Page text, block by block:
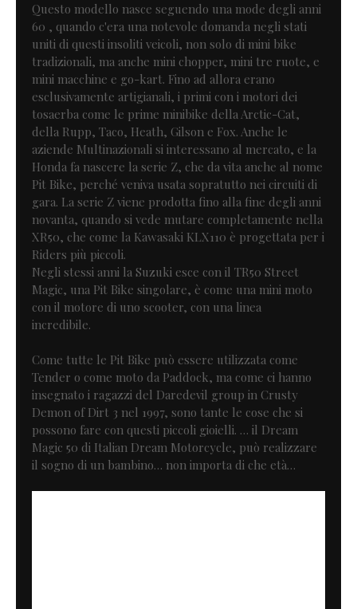
Questo modello nasce seguendo una mode degli anni
60 , quando c'era una notevole domanda negli stati
uniti di questi insoliti veicoli, non solo di mini bike
tradizionali, ma anche mini chopper, mini tre ruote, e
mini macchine e go-kart. Fino ad allora erano
esclusivamente artigianali, i primi con i motori dei
tosaerba come le prime minibike della Arctic-Cat,
della Rupp, Taco, Heath, Gilson e Fox. Anche le
aziende Multinazionali si interessano al mercato, e la
Honda fa nascere la serie Z, che da vita anche al nome
Pit Bike, perché veniva usata sopratutto nei circuiti di
gara. La serie Z viene prodotta fino alla fine degli anni
novanta, quando si vede mutare completamente nella
XR50, che come la Kawasaki KLX110 è progettata per i
Riders più piccoli.
Negli stessi anni la Suzuki esce con il TR50 Street
Magic, una Pit Bike singolare, è come una mini moto
con il motore di uno scooter, con una linea
incredibile.
Come tutte le Pit Bike può essere utilizzata come
Tender o come moto da Paddock, ma come ci hanno
insegnato i ragazzi del Daredevil group in Crusty
Demon of Dirt 3 nel 1997, sono tante le cose che si
possono fare con questi piccoli gioielli. … il Dream
Magic 50 di Italian Dream Motorcycle, può realizzare
il sogno di un bambino… non importa di che età…